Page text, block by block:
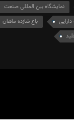
نمایشگاه بین المللی صنعت
باغ شازده ماهان